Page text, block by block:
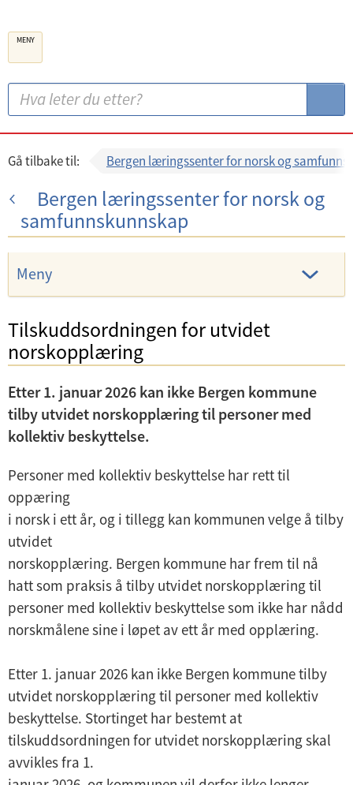
g
e
n
k
m
ø
k
:
S
ø
k
MENY
Gå tilbake til: Bergen læringssenter for norsk og
Bergen læringssenter for norsk og
samfunnskunnskap
Meny
Tilskuddsordningen for utvidet
norskopplæring
Etter 1. januar 2026 kan ikke Bergen kommune
tilby utvidet norskopplæring til personer med
kollektiv beskyttelse.
Personer med kollektiv beskyttelse har rett til
oppæring
i norsk i ett år, og i tillegg kan kommunen velge å tilby
utvidet
norskopplæring. Bergen kommune har frem til nå
hatt som praksis å tilby utvidet norskopplæring til
personer med kollektiv beskyttelse som ikke har nådd
norskmålene sine i løpet av ett år med opplæring.
Etter 1. januar 2026 kan ikke Bergen kommune tilby
utvidet norskopplæring til personer med kollektiv
beskyttelse. Stortinget har bestemt at
tilskuddsordningen for utvidet norskopplæring skal
avvikles fra 1.